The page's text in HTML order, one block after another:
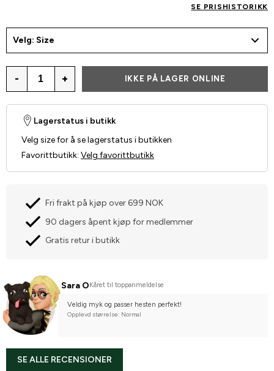
SE PRISHISTORIKK
Velg: Size
- + IKKE PÅ LAGER ONLINE
Lagerstatus i butikk
Velg size for å se lagerstatus i butikken
Favorittbutikk: Velg favorittbutikk
Fri frakt på kjøp over 699 NOK
90 dagers åpent kjøp for medlemmer
Gratis retur i butikk
Sara O Kåret til toppanmeldelse
Veldig myk og passer hesten perfekt!
Opplevd størrelse: Normal
SE ALLE RECENSIONER